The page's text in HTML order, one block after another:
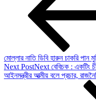
মোল্লার নাতি ডিবি হারুন চাকরি পান
Next PostNext বেবিচক : একটিং
আইনমন্ত্রীর আত্মীয় বলে প্রচার,